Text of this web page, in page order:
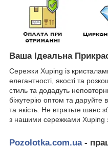
Ваша Ідеальна
Сережки Xuping із
елегантності, якості та
стиль та додадуть
біжутерію оптом та даруйте
та якість. Не втратьте шанс
з нашими сережками Xuping
Pozolotka.com.ua-